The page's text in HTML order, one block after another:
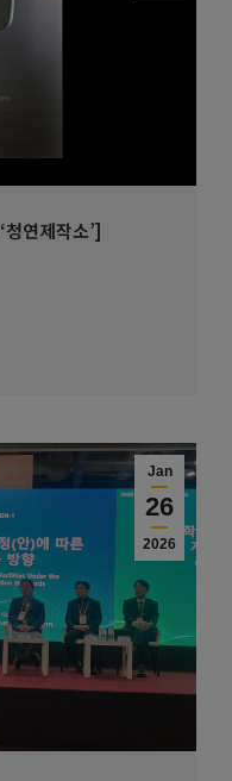
연제작소’]
Jan
26
2026